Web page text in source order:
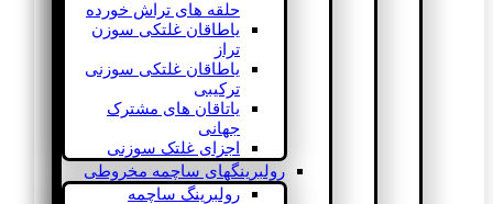
حلقه های تراش خورده
یاطاقان غلتکی سوزن
تراز
یاطاقان غلتکی سوزنی
ترکیبی
یاتاقان های مشترک
جهانی
اجزای غلتک سوزنی
رولبرینگهای ساچمه مخروطی
رولبرینگ ساچمه